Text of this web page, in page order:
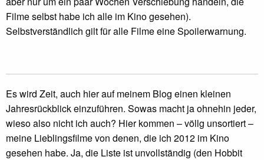
Filme selbst habe ich alle im Kino gesehen).
Selbstverständlich gilt für alle Filme eine Spoilerwarnung.
Es wird Zeit, auch hier auf meinem Blog einen kleinen
Jahresrückblick einzuführen. Sowas macht ja ohnehin jeder,
wieso also nicht ich auch? Hier kommen – völlg unsortiert –
meine Lieblingsfilme von denen, die ich 2012 im Kino
gesehen habe. Ja, die Liste ist unvollständig (den Hobbit